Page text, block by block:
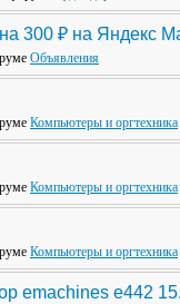
300 ₽ на Яндекс
Объявления
Компьютеры и оргтехника
Компьютеры и оргтехника
Компьютеры и оргтехника
emachines e442